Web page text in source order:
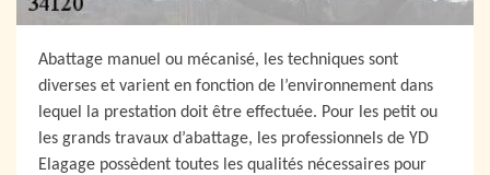
Abattage manuel ou mécanisé, les techniques sont
diverses et varient en fonction de l’environnement dans
lequel la prestation doit être effectuée. Pour les petit ou
les grands travaux d’abattage, les professionnels de YD
Elagage possèdent toutes les qualités nécessaires pour